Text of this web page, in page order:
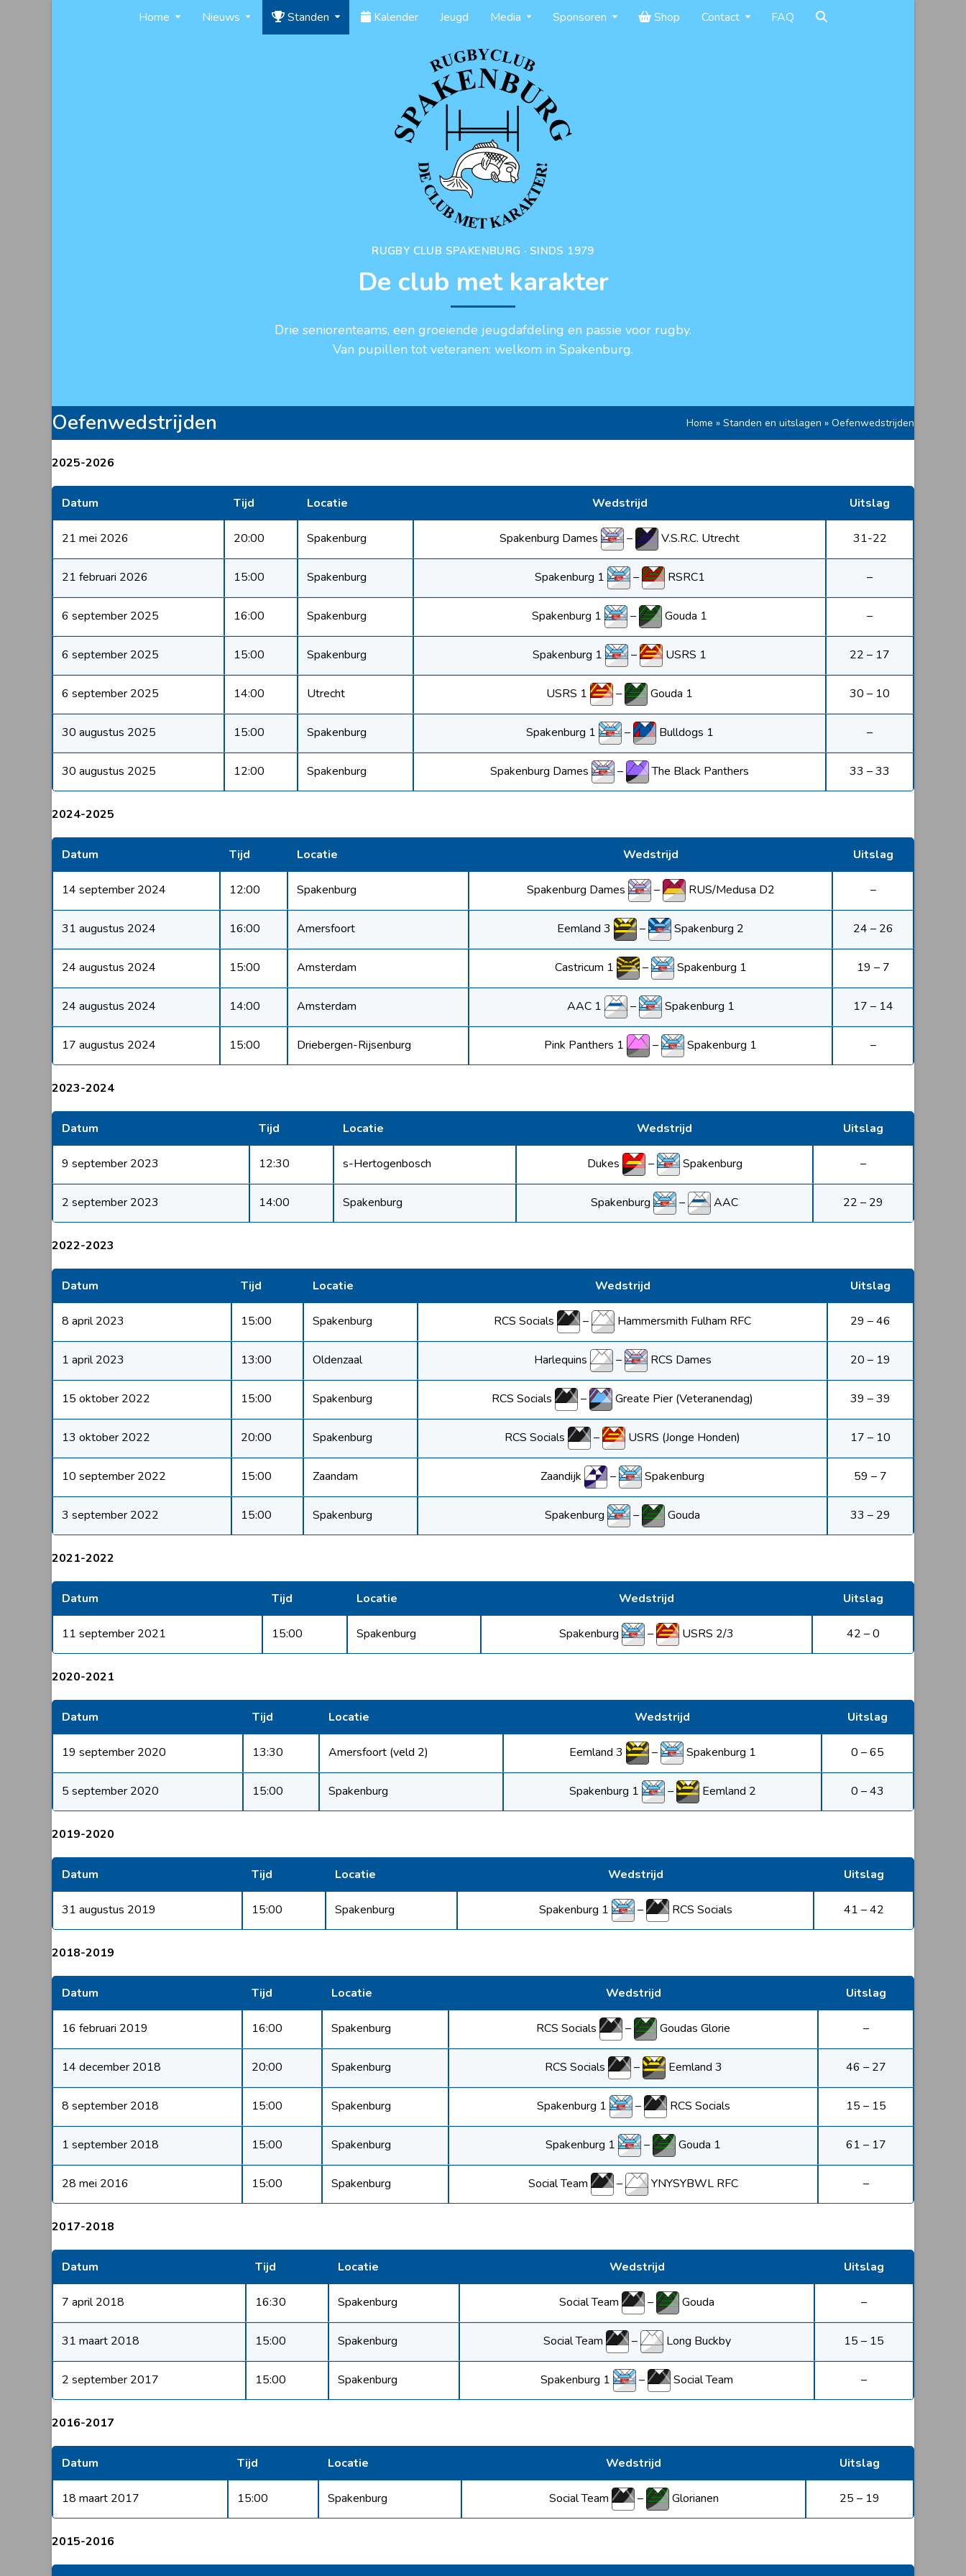
Home Nieuws Standen Kalender Jeugd Media Sponsoren Shop Contact FAQ
RUGBY CLUB SPAKENBURG · SINDS 1979
De club met karakter
Drie seniorenteams, een groeiende jeugdafdeling en passie voor rugby.
Van pupillen tot veteranen: welkom in Spakenburg.
Oefenwedstrijden Home » Standen en uitslagen » Oefenwedstrijden
2025-2026
Datum Tijd Locatie Wedstrijd Uitslag
21 mei 2026 20:00 Spakenburg Spakenburg Dames – V.S.R.C. Utrecht 31-22
21 februari 2026 15:00 Spakenburg Spakenburg 1 – RSRC1 –
6 september 2025 16:00 Spakenburg Spakenburg 1 – Gouda 1 –
6 september 2025 15:00 Spakenburg Spakenburg 1 – USRS 1 22 – 17
6 september 2025 14:00 Utrecht USRS 1 – Gouda 1 30 – 10
30 augustus 2025 15:00 Spakenburg Spakenburg 1 – Bulldogs 1 –
30 augustus 2025 12:00 Spakenburg Spakenburg Dames – The Black Panthers 33 – 33
2024-2025
Datum Tijd Locatie Wedstrijd Uitslag
14 september 2024 12:00 Spakenburg Spakenburg Dames – RUS/Medusa D2 –
31 augustus 2024 16:00 Amersfoort Eemland 3 – Spakenburg 2 24 – 26
24 augustus 2024 15:00 Amsterdam Castricum 1 – Spakenburg 1 19 – 7
24 augustus 2024 14:00 Amsterdam AAC 1 – Spakenburg 1 17 – 14
17 augustus 2024 15:00 Driebergen-Rijsenburg Pink Panthers 1 – Spakenburg 1 –
2023-2024
Datum Tijd Locatie Wedstrijd Uitslag
9 september 2023 12:30 s-Hertogenbosch Dukes – Spakenburg –
2 september 2023 14:00 Spakenburg Spakenburg – AAC 22 – 29
2022-2023
Datum Tijd Locatie Wedstrijd Uitslag
8 april 2023 15:00 Spakenburg RCS Socials – Hammersmith Fulham RFC 29 – 46
1 april 2023 13:00 Oldenzaal Harlequins – RCS Dames 20 – 19
15 oktober 2022 15:00 Spakenburg RCS Socials – Greate Pier (Veteranendag) 39 – 39
13 oktober 2022 20:00 Spakenburg RCS Socials – USRS (Jonge Honden) 17 – 10
10 september 2022 15:00 Zaandam Zaandijk – Spakenburg 59 – 7
3 september 2022 15:00 Spakenburg Spakenburg – Gouda 33 – 29
2021-2022
Datum Tijd Locatie Wedstrijd Uitslag
11 september 2021 15:00 Spakenburg Spakenburg – USRS 2/3 42 – 0
2020-2021
Datum Tijd Locatie Wedstrijd Uitslag
19 september 2020 13:30 Amersfoort (veld 2) Eemland 3 – Spakenburg 1 0 – 65
5 september 2020 15:00 Spakenburg Spakenburg 1 – Eemland 2 0 – 43
2019-2020
Datum Tijd Locatie Wedstrijd Uitslag
31 augustus 2019 15:00 Spakenburg Spakenburg 1 – RCS Socials 41 – 42
2018-2019
Datum Tijd Locatie Wedstrijd Uitslag
16 februari 2019 16:00 Spakenburg RCS Socials – Goudas Glorie –
14 december 2018 20:00 Spakenburg RCS Socials – Eemland 3 46 – 27
8 september 2018 15:00 Spakenburg Spakenburg 1 – RCS Socials 15 – 15
1 september 2018 15:00 Spakenburg Spakenburg 1 – Gouda 1 61 – 17
28 mei 2016 15:00 Spakenburg Social Team – YNYSYBWL RFC –
2017-2018
Datum Tijd Locatie Wedstrijd Uitslag
7 april 2018 16:30 Spakenburg Social Team – Gouda –
31 maart 2018 15:00 Spakenburg Social Team – Long Buckby 15 – 15
2 september 2017 15:00 Spakenburg Spakenburg 1 – Social Team –
2016-2017
Datum Tijd Locatie Wedstrijd Uitslag
18 maart 2017 15:00 Spakenburg Social Team – Glorianen 25 – 19
2015-2016